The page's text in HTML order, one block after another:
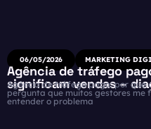
06/05/2026 MARKETING
Agência de tráfego
significam vendas –
Agência de tráfego pago: por que
pergunta que muitos gestores me
entender o problema